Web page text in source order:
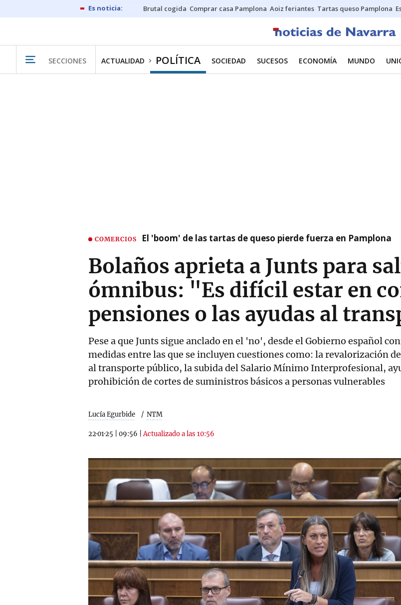
Brutal cogida Comprar casa Pamplona Aoiz feriantes Tartas queso Pamplona
SECCIONES ACTUALIDAD POLÍTICA SOCIEDAD SUCESOS ECONOMÍA MUNDO
COMERCIOS El 'boom' de las tartas de queso pierde fuerza en Pamplona
Bolaños aprieta a Junts para
ómnibus: "Es difícil estar en
pensiones o las ayudas al
Pese a que Junts sigue anclado en el 'no', desde el Gobierno español
medidas entre las que se incluyen cuestiones como: la revalorización
al transporte público, la subida del Salario Mínimo Interprofesional,
prohibición de cortes de suministros básicos a personas vulnerables
Lucía Egurbide NTM
22·01·25 09:56 |Actualizado a las 10:56